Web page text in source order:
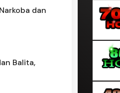
dan
Balita,